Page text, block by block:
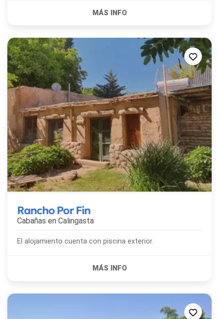
Rancho Por Fin
Cabañas en Calingasta
El alojamiento cuenta con piscina exterior.